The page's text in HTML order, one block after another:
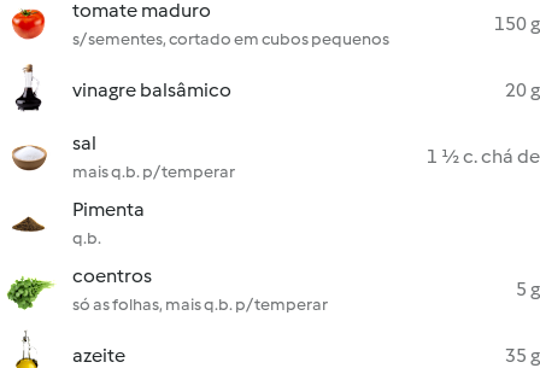
tomate maduro
s/ sementes, cortado em cubos pequenos
150 g
vinagre balsâmico 20 g
sal
mais q.b. p/ temperar
1 ½ c. chá de
Pimenta
q.b.
coentros
só as folhas, mais q.b. p/ temperar
5 g
azeite 35 g